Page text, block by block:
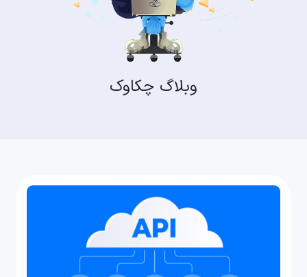
وبلاگ چکاوک